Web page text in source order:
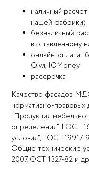
наличный
нашей фабрики)
безналичный
выставленному
онлайн-оплата:
Qiwi, ЮMoney
рассрочка
Качество фасадов
нормативно-
"Продукция
определения", ГОСТ
условия", ГОСТ
Общие технические
2007, ОСТ 1327-82 и